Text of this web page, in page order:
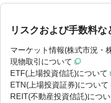
リスクおよび手数料な
マーケット情報(株式市況・
現物取引について
ETF(上場投資信託)について
ETN(上場投資証券)について
REIT(不動産投資信託)につ